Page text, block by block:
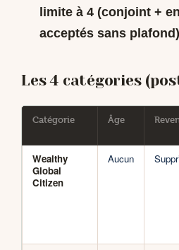
limite à 4 (conjoint +
acceptés sans
Les 4 catégories
Catégorie Âge
Wealthy
Global
Citizen
Aucun